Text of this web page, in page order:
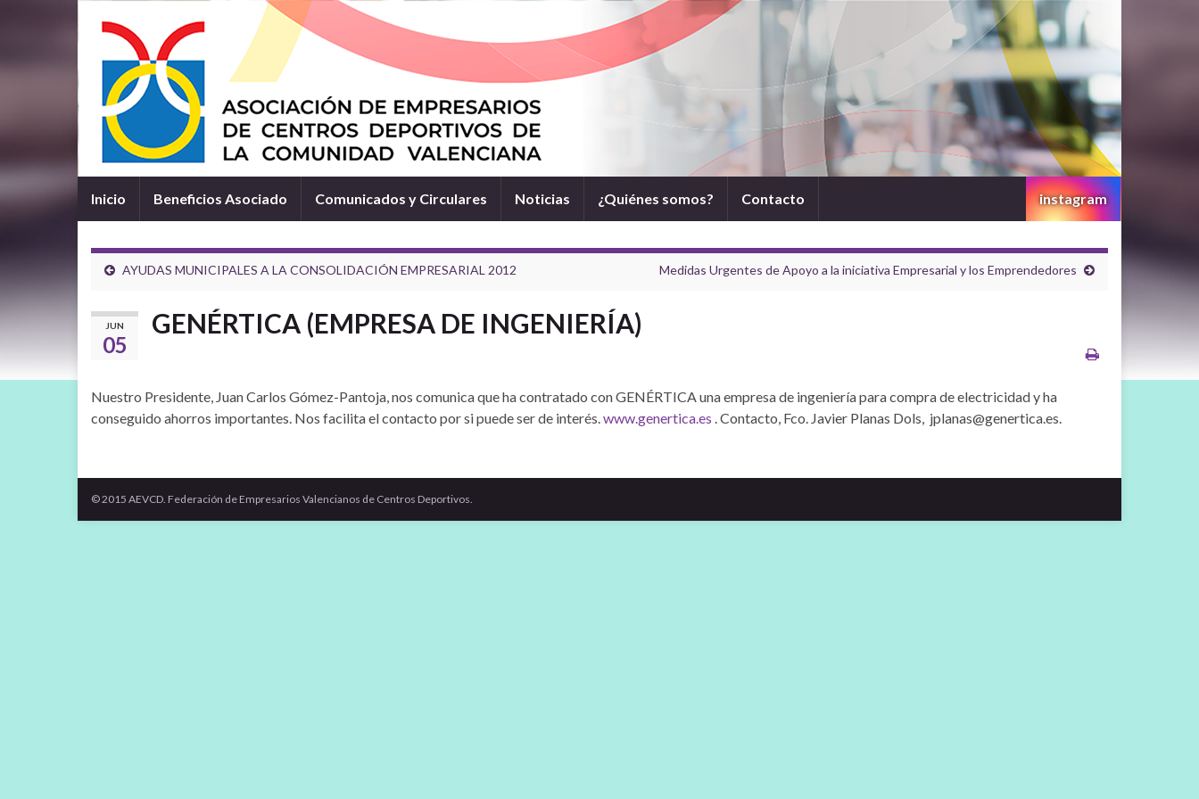
Inicio Beneficios Asociado Comunicados y Circulares Noticias ¿Quiénes somos? Contacto instagram
AYUDAS MUNICIPALES A LA CONSOLIDACIÓN EMPRESARIAL 2012 Medidas Urgentes de Apoyo a la iniciativa Empresarial y los Emprendedores
JUN
05
GENÉRTICA (EMPRESA DE INGENIERÍA)
Nuestro Presidente, Juan Carlos Gómez-Pantoja, nos comunica que ha contratado con GENÉRTICA una empresa de ingeniería para compra de electricidad y ha
conseguido ahorros importantes. Nos facilita el contacto por si puede ser de interés.www.genertica.es . Contacto, Fco. Javier Planas Dols, jplanas@genertica.es.
© 2015 AEVCD. Federación de Empresarios Valencianos de Centros Deportivos.